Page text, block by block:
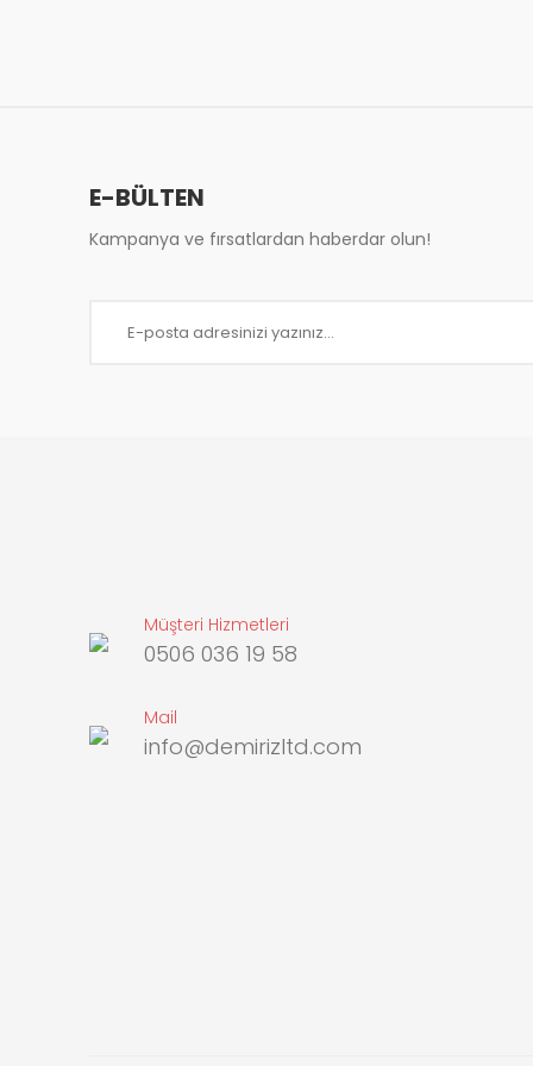
Bu ürüne benzer farklı alternatifler olmalı.
E-BÜLTEN
Kampanya ve fırsatlardan haberdar olun!
Müşteri Hizmetleri
0506 036 19 58
Mail
info@demirizltd.com